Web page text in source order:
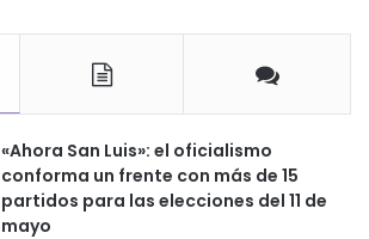
«Ahora San Luis»: el oficialismo
conforma un frente con más de 15
partidos para las elecciones del 11 de
mayo